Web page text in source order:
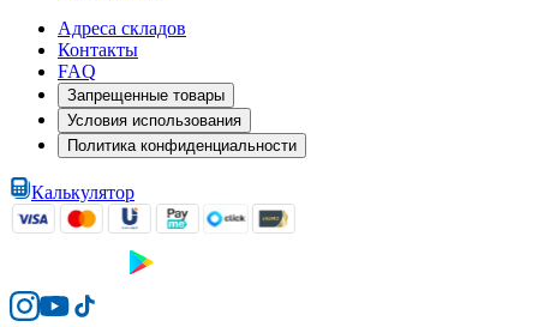
Адреса складов
Контакты
FAQ
Запрещенные товары
Условия использования
Политика конфиденциальности
Калькулятор